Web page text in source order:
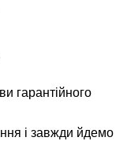
гарантійного
і завжди йдемо